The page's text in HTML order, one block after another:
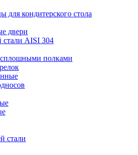
для кондитерского стола
двери
AISI 304
полками
стали